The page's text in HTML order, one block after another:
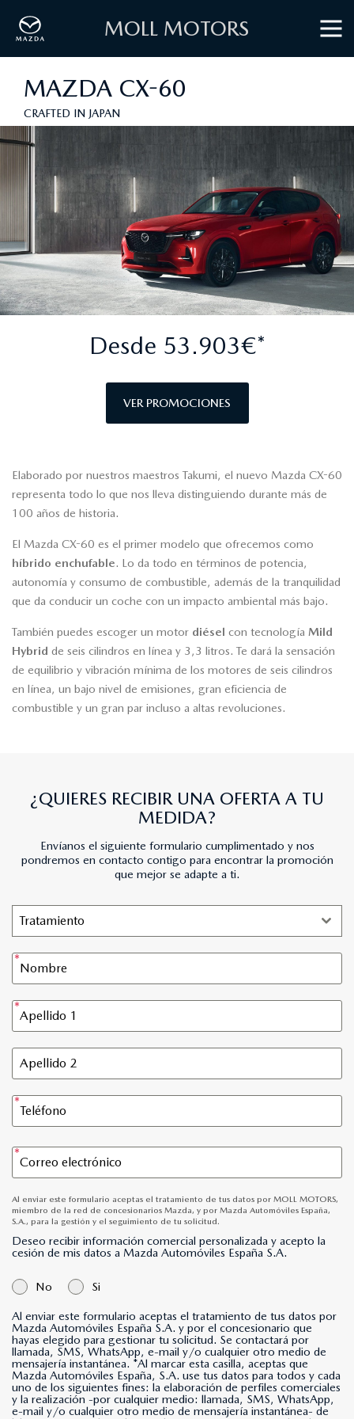
MOLL MOTORS
MAZDA CX-60
CRAFTED IN JAPAN
Desde 53.903€*
VER PROMOCIONES
Elaborado por nuestros maestros Takumi, el nuevo Mazda CX-60
representa todo lo que nos lleva distinguiendo durante más de
100 años de historia.
El Mazda CX-60 es el primer modelo que ofrecemos como
híbrido enchufable. Lo da todo en términos de potencia,
autonomía y consumo de combustible, además de la tranquilidad
que da conducir un coche con un impacto ambiental más bajo.
También puedes escoger un motor diésel con tecnología Mild
Hybrid de seis cilindros en línea y 3,3 litros. Te dará la sensación
de equilibrio y vibración mínima de los motores de seis cilindros
en línea, un bajo nivel de emisiones, gran eficiencia de
combustible y un gran par incluso a altas revoluciones.
¿QUIERES RECIBIR UNA OFERTA A TU
MEDIDA?
Envíanos el siguiente formulario cumplimentado y nos
pondremos en contacto contigo para encontrar la promoción
que mejor se adapte a ti.
Tratamiento
Al enviar este formulario aceptas el tratamiento de tus datos por MOLL MOTORS,
miembro de la red de concesionarios Mazda, y por Mazda Automóviles España,
S.A., para la gestión y el seguimiento de tu solicitud.
Deseo recibir información comercial personalizada y acepto la
cesión de mis datos a Mazda Automóviles España S.A.
No Si
Al enviar este formulario aceptas el tratamiento de tus datos por
Mazda Automóviles España S.A. y por el concesionario que
hayas elegido para gestionar tu solicitud. Se contactará por
llamada, SMS, WhatsApp, e-mail y/o cualquier otro medio de
mensajería instantánea. *Al marcar esta casilla, aceptas que
Mazda Automóviles España, S.A. use tus datos para todos y cada
uno de los siguientes fines: la elaboración de perfiles comerciales
y la realización -por cualquier medio: llamada, SMS, WhatsApp,
e-mail y/o cualquier otro medio de mensajería instantánea- de